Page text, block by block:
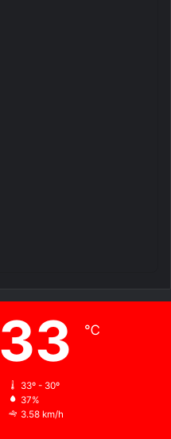
33 ℃
33º - 30º
37%
3.58 km/h